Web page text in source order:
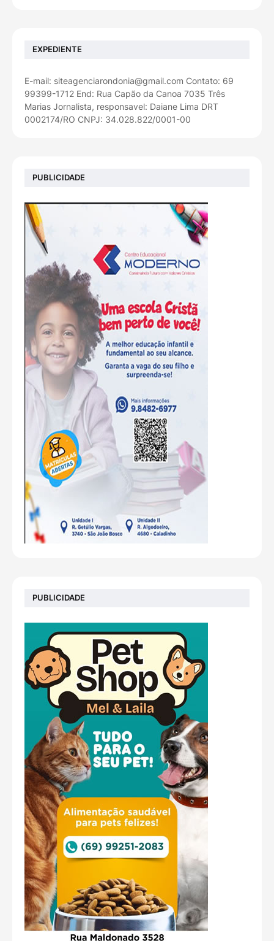
EXPEDIENTE
E-mail: siteagenciarondonia@gmail.com Contato: 69
99399-1712 End: Rua Capão da Canoa 7035 Três
Marias Jornalista, responsavel: Daiane Lima DRT
0002174/RO CNPJ: 34.028.822/0001-00
PUBLICIDADE
PUBLICIDADE